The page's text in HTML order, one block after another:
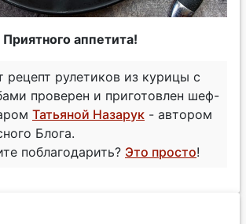
Приятного аппетита!
рецепт рулетиков из курицы с
проверен и приготовлен шеф-
Татьяной Назарук - автором
Блога.
поблагодарить? Это просто!